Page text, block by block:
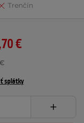
Trenčín
€
splátky